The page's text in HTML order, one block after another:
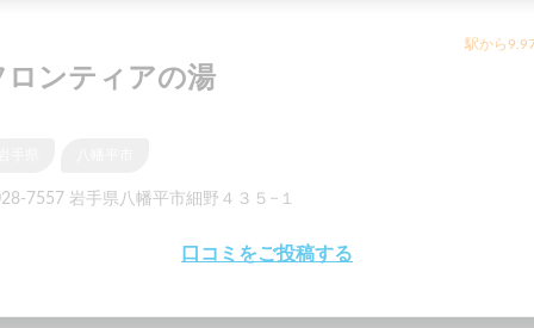
駅から
ロンティアの湯
7557 岩手県八幡平市細野４３５−１
口コミをご投稿する